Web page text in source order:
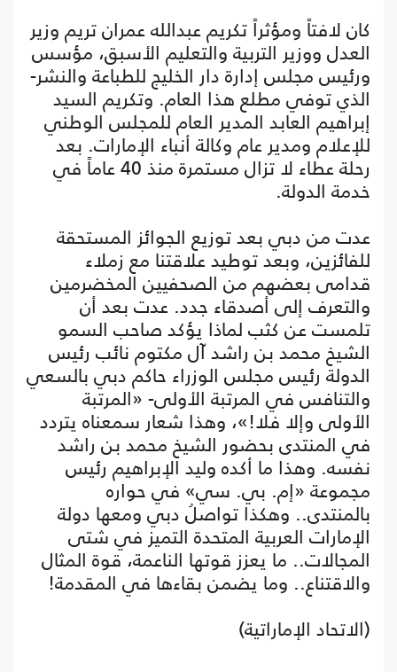
كان لافتاً ومؤثراً تكريم عبدالله عمران تريم وزير
العدل ووزير التربية والتعليم الأسبق، مؤسس
ورئيس مجلس إدارة دار الخليج للطباعة والنشر-
الذي توفي مطلع هذا العام. وتكريم السيد
إبراهيم العابد المدير العام للمجلس الوطني
للإعلام ومدير عام وكالة أنباء الإمارات. بعد
رحلة عطاء لا تزال مستمرة منذ 40 عاماً في
خدمة الدولة.
عدت من دبي بعد توزيع الجوائز المستحقة
للفائزين، وبعد توطيد علاقتنا مع زملاء
قدامى بعضهم من الصحفيين المخضرمين
والتعرف إلى أصدقاء جدد. عدت بعد أن
تلمست عن كثب لماذا يؤكد صاحب السمو
الشيخ محمد بن راشد آل مكتوم نائب رئيس
الدولة رئيس مجلس الوزراء حاكم دبي بالسعي
والتنافس في المرتبة الأولى- «المرتبة
الأولى وإلا فلا!»، وهذا شعار سمعناه يتردد
في المنتدى بحضور الشيخ محمد بن راشد
نفسه. وهذا ما أكده وليد الإبراهيم رئيس
مجموعة «إم. بي. سي» في حواره
بالمنتدى.. وهكذا تواصلُ دبي ومعها دولة
الإمارات العربية المتحدة التميز في شتى
المجالات.. ما يعزز قوتها الناعمة، قوة المثال
والاقتناع.. وما يضمن بقاءها في المقدمة!
(الاتحاد الإماراتية)